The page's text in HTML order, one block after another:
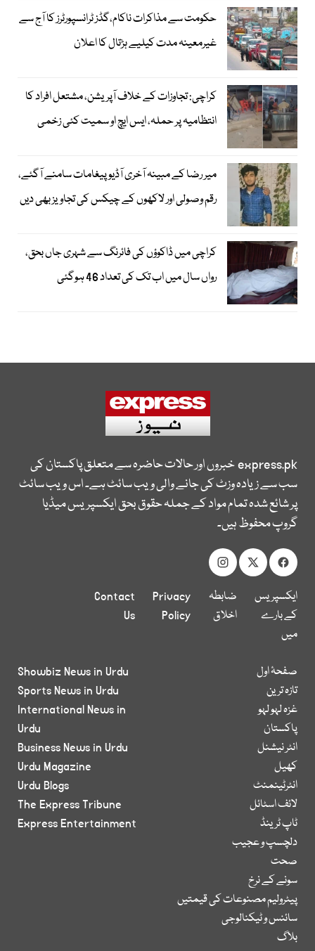
حکومت سے مذاکرات ناکام،گڈز ٹرانسپورٹرز کا آج سے
غیرمعینہ مدت کیلیے ہڑتال کا اعلان
کراچی: تجاوزات کے خلاف آپریشن، مشتعل افراد کا
انتظامیہ پر حملہ، ایس ایچ او سمیت کئی زخمی
میر رضا کے مبینہ آخری آڈیو پیغامات سامنے آگئے،
رقم وصولی اور لاکھوں کے چیکس کی تجاویز بھی دیں
کراچی میں ڈاکوؤں کی فائرنگ سے شہری جاں بحق،
رواں سال میں اب تک کی تعداد 46 ہوگئی
express.pkخبروں اور حالات حاضرہ سے متعلق پاکستان کی
سب سے زیادہ وزٹ کی جانے والی ویب سائٹ ہے۔ اس ویب سائٹ
پر شائع شدہ تمام مواد کے جملہ حقوق بحق ایکسپریس میڈیا
گروپ محفوظ ہیں۔
ایکسپریس
کے بارے
میں
ضابطہ
اخلاق
Privacy
Policy
Contact
Us
صفحۂ اول
تازہ ترین
غزہ لہو لہو
پاکستان
انٹر نیشنل
کھیل
انٹرٹینمنٹ
لائف اسٹائل
ٹاپ ٹرینڈ
دلچسپ و عجیب
صحت
سونے کے نرخ
پیٹرولیم مصنوعات کی قیمتیں
سائنس و ٹیکنالوجی
بلاگ
Showbiz News in Urdu
Sports News in Urdu
International News in
Urdu
Business News in Urdu
Urdu Magazine
Urdu Blogs
The Express Tribune
Express Entertainment